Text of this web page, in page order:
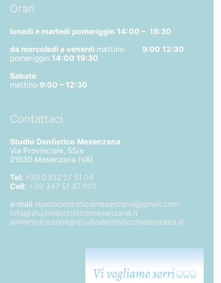
Orari
lunedì e martedì pomeriggio 14:00 – 19:30
da mercoledì a venerdì mattino 9:00 12:30
pomeriggio 14:00 19:30
Sabato
mattino 9:00 – 12:30
Contattaci
Studio Dentistico Mesenzana
Via Provinciale, 55/e
21030 Mesenzana (VA)
Tel: +39 0332 57 51 04
Cell: +39 347 51 47 001
e-mail studiodentisticomesenzana@gmail.com
info@studiodentisticomesenzana.it
amministrazione@studiodentisticomesenzana.it